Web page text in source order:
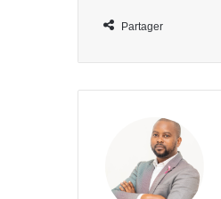
Partager